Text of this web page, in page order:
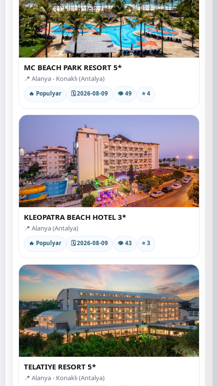
MC BEACH PARK RESORT 5*
📍 Alanya - Konaklı (Antalya)
🔥 Populyar 🗓 2026-08-09 👁 49 ⭐ 4
KLEOPATRA BEACH HOTEL 3*
📍 Alanya (Antalya)
🔥 Populyar 🗓 2026-08-09 👁 43 ⭐ 3
TELATIYE RESORT 5*
📍 Alanya - Konaklı (Antalya)